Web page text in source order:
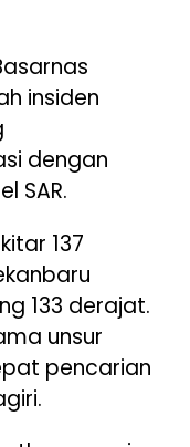
insiden
dengan
SAR.
137
133 derajat.
unsur
pencarian